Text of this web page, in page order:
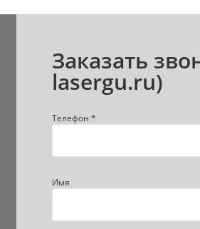
Заказать
lasergu.ru)
Телефон *
Имя